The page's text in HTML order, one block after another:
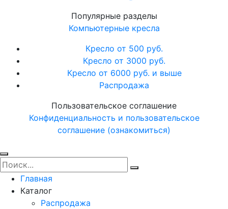
Популярные разделы
Компьютерные кресла
Кресло от 500 руб.
Кресло от 3000 руб.
Кресло от 6000 руб. и выше
Распродажа
Пользовательское соглашение
Конфиденциальность и пользовательское
соглашение (ознакомиться)
Главная
Каталог
Распродажа